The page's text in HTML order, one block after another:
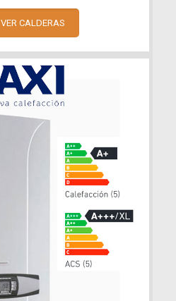
VER CALDERAS